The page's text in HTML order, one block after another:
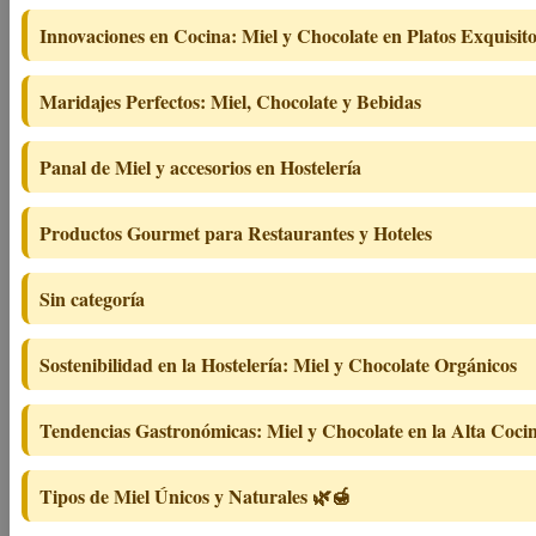
Innovaciones en Cocina: Miel y Chocolate en Platos
Maridajes Perfectos: Miel, Chocolate y Bebidas
Panal de Miel y accesorios en Hostelería
Productos Gourmet para Restaurantes y Hoteles
Sin categoría
Sostenibilidad en la Hostelería: Miel y Chocolate Orgánicos
Tendencias Gastronómicas: Miel y Chocolate en la Alta
Tipos de Miel Únicos y Naturales 🌿🍯